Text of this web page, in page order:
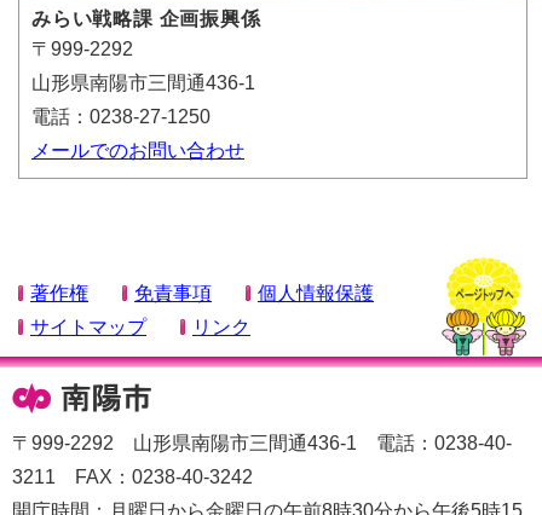
みらい戦略課 企画振興係
〒999-2292
山形県南陽市三間通436-1
電話：0238-27-1250
メールでのお問い合わせ
著作権 免責事項
個人情報保護
サイトマップ
リンク
〒999-2292 山形県南陽市三間通436-1 電話：0238-40-
3211 FAX：0238-40-3242
開庁時間：月曜日から金曜日の午前8時30分から午後5時15